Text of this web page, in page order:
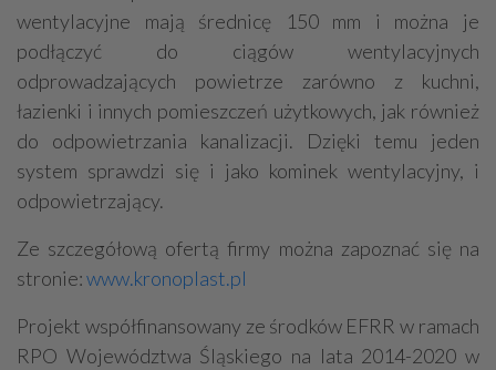
wentylacyjne mają średnicę 150 mm i można je
podłączyć do ciągów wentylacyjnych
odprowadzających powietrze zarówno z kuchni,
łazienki i innych pomieszczeń użytkowych, jak również
do odpowietrzania kanalizacji. Dzięki temu jeden
system sprawdzi się i jako kominek wentylacyjny, i
odpowietrzający.
Ze szczegółową ofertą firmy można zapoznać się na
stronie:www.kronoplast.pl
Projekt współfinansowany ze środków EFRR w ramach
RPO Województwa Śląskiego na lata 2014-2020 w